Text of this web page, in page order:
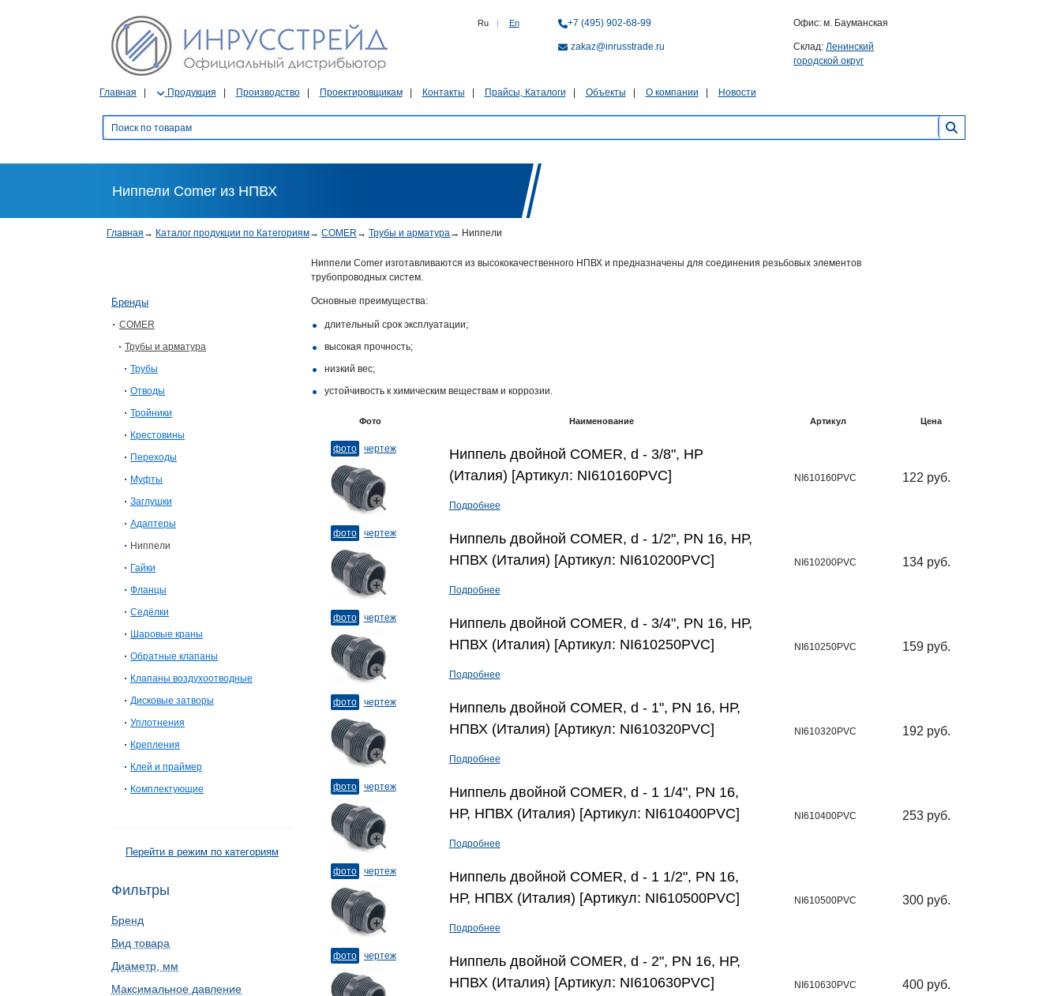
Ru | En +7 (495) 902-68-99
zakaz@inrusstrade.ru
Офис: м. Бауманская
Склад: Ленинский
городской округ
Главная Продукция Производство Проектировщикам Контакты Прайсы, Каталоги Объекты О компании Новости
Ниппели Comer из НПВХ
Главная → Каталог продукции по Категориям→ COMER → Трубы и арматура→ Ниппели
Бренды
COMER
Трубы и арматура
Трубы
Отводы
Тройники
Крестовины
Переходы
Муфты
Заглушки
Адаптеры
Ниппели
Гайки
Фланцы
Седёлки
Шаровые краны
Обратные клапаны
Клапаны воздухоотводные
Дисковые затворы
Уплотнения
Крепления
Клей и праймер
Комплектующие
Перейти в режим по категориям
Фильтры
Бренд
Вид товара
Диаметр, мм
Максимальное давление
Ниппели Comer изготавливаются из высококачественного НПВХ и предназначены для соединения резьбовых элементов
трубопроводных систем.
Основные преимущества:
длительный срок эксплуатации;
высокая прочность;
низкий вес;
устойчивость к химическим веществам и коррозии.
Фото Наименование Артикул Цена
фото чертеж
Ниппель двойной COMER, d - 3/8", НР
(Италия) [Артикул: NI610160PVC]
Подробнее
NI610160PVC 122 руб.
фото чертеж
Ниппель двойной COMER, d - 1/2", PN 16, НР,
НПВХ (Италия) [Артикул: NI610200PVC]
Подробнее
NI610200PVC 134 руб.
фото чертеж
Ниппель двойной COMER, d - 3/4", PN 16, НР,
НПВХ (Италия) [Артикул: NI610250PVC]
Подробнее
NI610250PVC 159 руб.
фото чертеж
Ниппель двойной COMER, d - 1", PN 16, НР,
НПВХ (Италия) [Артикул: NI610320PVC]
Подробнее
NI610320PVC 192 руб.
фото чертеж
Ниппель двойной COMER, d - 1 1/4", PN 16,
НР, НПВХ (Италия) [Артикул: NI610400PVC]
Подробнее
NI610400PVC 253 руб.
фото чертеж
Ниппель двойной COMER, d - 1 1/2", PN 16,
НР, НПВХ (Италия) [Артикул: NI610500PVC]
Подробнее
NI610500PVC 300 руб.
фото чертеж
Ниппель двойной COMER, d - 2", PN 16, НР,
НПВХ (Италия) [Артикул: NI610630PVC]
NI610630PVC 400 руб.